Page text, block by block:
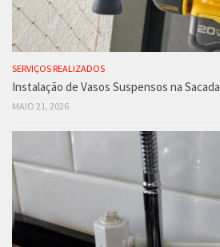
SERVIÇOS REALIZADOS
Instalação de Vasos Suspensos na Sacada
MAIO 21, 2026